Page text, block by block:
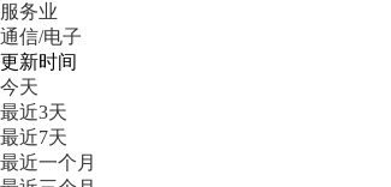
服务业
通信/电子
更新时间
今天
最近3天
最近7天
最近一个月